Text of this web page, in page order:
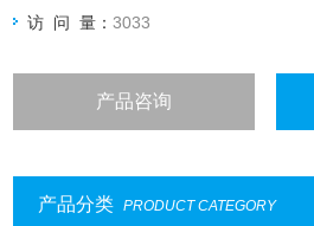
访 问 量：3033
产品咨询
产品分类 PRODUCT CATEGORY